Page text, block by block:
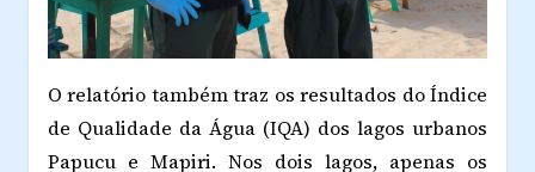
O relatório também traz os resultados do Índice
de Qualidade da Água (IQA) dos lagos urbanos
Papucu e Mapiri. Nos dois lagos, apenas os